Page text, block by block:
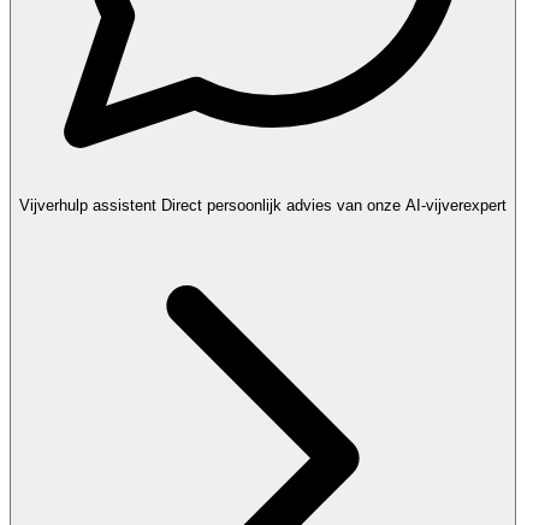
Vijverhulp assistent Direct persoonlijk advies van onze AI-vijverexpert